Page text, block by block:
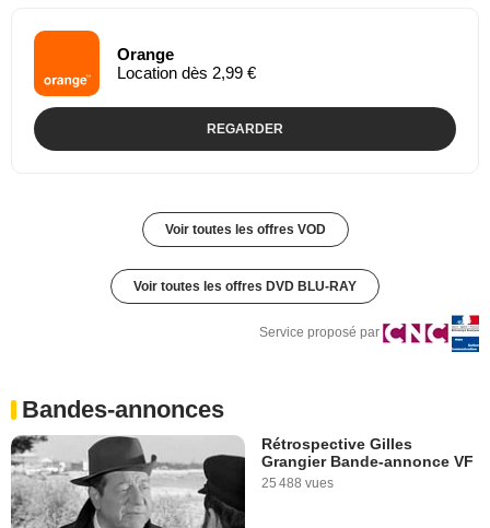
Orange
Location dès 2,99 €
REGARDER
Voir toutes les offres VOD
Voir toutes les offres DVD BLU-RAY
Service proposé par
Bandes-annonces
Rétrospective Gilles
Grangier Bande-annonce VF
25 488 vues